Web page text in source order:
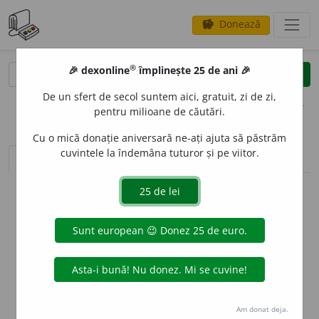
savings Donează
clear
opțiuni
sinteza definițiilor (1) definiții (21) declinări
info
Aceste definiții sunt compilate de
echipa dexonline. Definițiile
originale se află pe filadefiniții.
preferințe
🎉 dexonline® împlinește 25 de ani 🎉
De un sfert de secol suntem aici, gratuit, zi de zi,
pentru milioane de căutări.
Cu o mică donație aniversară ne-ați ajuta să păstrăm
cuvintele la îndemâna tuturor și pe viitor.
Am donat deja.